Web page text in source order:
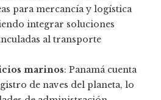
para mercancía y logística
integrar soluciones
al transporte
marinos: Panamá cuenta
de naves del planeta, lo